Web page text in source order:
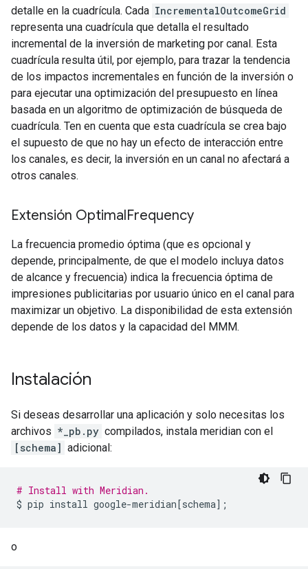
detalle en la cuadrícula. Cada IncrementalOutcomeGrid
representa una cuadrícula que detalla el resultado
incremental de la inversión de marketing por canal. Esta
cuadrícula resulta útil, por ejemplo, para trazar la tendencia
de los impactos incrementales en función de la inversión o
para ejecutar una optimización del presupuesto en línea
basada en un algoritmo de optimización de búsqueda de
cuadrícula. Ten en cuenta que esta cuadrícula se crea bajo
el supuesto de que no hay un efecto de interacción entre
los canales, es decir, la inversión en un canal no afectará a
otros canales.
Extensión OptimalFrequency
La frecuencia promedio óptima (que es opcional y
depende, principalmente, de que el modelo incluya datos
de alcance y frecuencia) indica la frecuencia óptima de
impresiones publicitarias por usuario único en el canal para
maximizar un objetivo. La disponibilidad de esta extensión
depende de los datos y la capacidad del MMM.
Instalación
Si deseas desarrollar una aplicación y solo necesitas los
archivos *_pb.py compilados, instala meridian con el
[schema] adicional:
# Install with Meridian.
$ pip install google-meridian[schema] ;
o